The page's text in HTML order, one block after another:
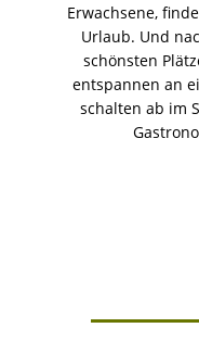
Erwachsene,
Urlaub. Und
schönsten
entspannen an
schalten ab im